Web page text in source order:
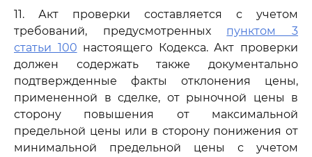
11. Акт проверки составляется с учетом
требований, предусмотренных пунктом 3
статьи 100 настоящего Кодекса. Акт проверки
должен содержать также документально
подтвержденные факты отклонения цены,
примененной в сделке, от рыночной цены в
сторону повышения от максимальной
предельной цены или в сторону понижения от
минимальной предельной цены с учетом